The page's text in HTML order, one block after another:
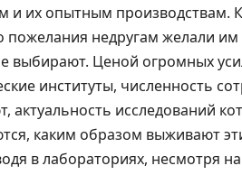
и их опытным производствам.
пожелания недругам желали
выбирают. Ценой огромных
институты, численность
актуальность исследований
каким образом выживают
в лабораториях, несмотря